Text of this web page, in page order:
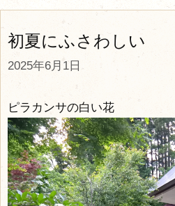
初夏にふさわしい
2025年6月1日
ピラカンサの白い花